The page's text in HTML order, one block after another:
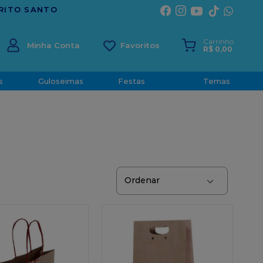
2001
Minha Conta
Carrinho
R$ 0,00
Guloseimas Festas Temas